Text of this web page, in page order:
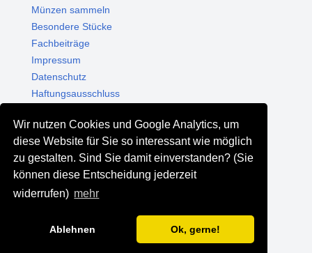
Wir nutzen Cookies und Google Analytics, um
diese Website für Sie so interessant wie möglich
zu gestalten. Sind Sie damit einverstanden? (Sie
können diese Entscheidung jederzeit
widerrufen) mehr
Ablehnen Ok, gerne!
Münzen sammeln
Besondere Stücke
Fachbeiträge
Impressum
Datenschutz
Haftungsausschluss
Shop - Online kaufen
Münzgalerie München
MGM Schmuck
MGM Pfand